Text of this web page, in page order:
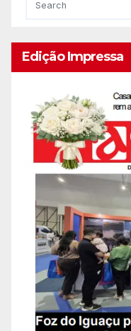
Edição Impressa